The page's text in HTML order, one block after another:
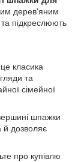
дерев'яним
підкреслюють
класика
та
сімейної
шпажки
дозволяє
про купівлю